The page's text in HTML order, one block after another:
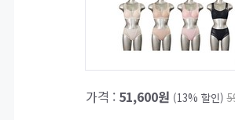
가격 : 51,600원 (13% 할인)